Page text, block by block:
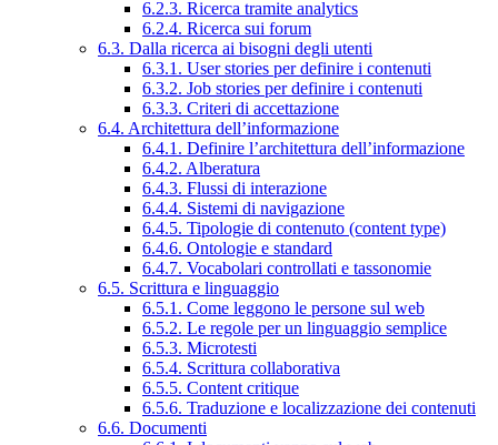
6.2.3. Ricerca tramite analytics
6.2.4. Ricerca sui forum
6.3. Dalla ricerca ai bisogni degli utenti
6.3.1. User stories per definire i contenuti
6.3.2. Job stories per definire i contenuti
6.3.3. Criteri di accettazione
6.4. Architettura dell’informazione
6.4.1. Definire l’architettura dell’informazione
6.4.2. Alberatura
6.4.3. Flussi di interazione
6.4.4. Sistemi di navigazione
6.4.5. Tipologie di contenuto (content type)
6.4.6. Ontologie e standard
6.4.7. Vocabolari controllati e tassonomie
6.5. Scrittura e linguaggio
6.5.1. Come leggono le persone sul web
6.5.2. Le regole per un linguaggio semplice
6.5.3. Microtesti
6.5.4. Scrittura collaborativa
6.5.5. Content critique
6.5.6. Traduzione e localizzazione dei contenuti
6.6. Documenti